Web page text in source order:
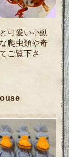
可愛い小動
爬虫類や奇
ご覧下さ